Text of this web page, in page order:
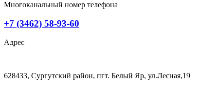
Многоканальный номер телефона
+7 (3462) 58-93-60
Адрес
628433, Сургутский район, пгт. Белый Яр, ул.Лесная,19